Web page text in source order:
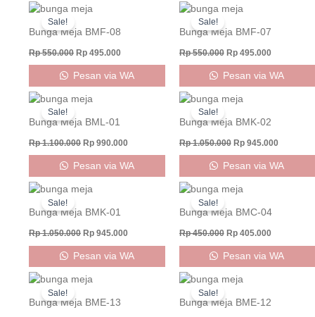
Sale!
Bunga Meja BMF-08
Rp550.000
Original
price
was:
Rp 550.000.
Rp 495.000
Pesan via WA
Sale!
Bunga Meja BMF-07
Rp550.000
Original
price
was:
Rp 550.000.
Rp495.000
is:
Pesan via WA
Sale!
Bunga Meja BML-01
Rp1.100.000
Original
price
was:
Rp 990.000
Pesan via WA
Sale!
Bunga Meja BMK-02
Rp1.050.000
Original
price
was:
Rp945.000
Pesan via WA
Sale!
Bunga Meja BMK-01
Rp1.050.000
Original
was:
Rp 945.000
Pesan via WA
Sale!
Bunga Meja BMC-04
Rp450.000
Original
was:
Rp 450.000.
Rp405.000
is:
Pesan via WA
Sale!
Bunga Meja BME-13
Original
was:
Rp 550.000.
Sale!
Bunga Meja BME-12
Original
was:
Rp 550.000.
is: